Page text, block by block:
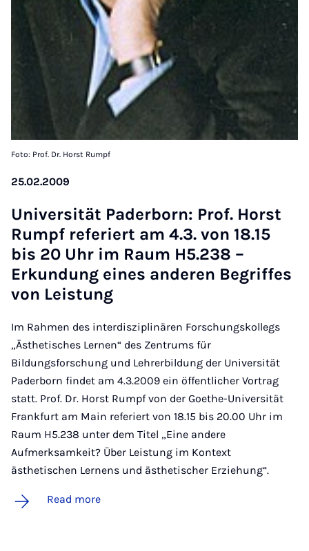
Foto: Prof. Dr. Horst Rumpf
25.02.2009
Uni­versität Pader­born: Prof. Horst
Rumpf refer­iert am 4.3. von 18.15
bis 20 Uhr im Raum H5.238 –
Erkundung eines an­der­en Be­griffes
von Leis­tung
Im Rahmen des interdisziplinären Forschungskollegs
„Ästhetisches Lernen“ des Zentrums für
Bildungsforschung und Lehrerbildung der Universität
Paderborn findet am 4.3.2009 ein öffentlicher Vortrag
statt. Prof. Dr. Horst Rumpf von der Goethe-Universität
Frankfurt am Main referiert von 18.15 bis 20.00 Uhr im
Raum H5.238 unter dem Titel „Eine andere
Aufmerksamkeit? Über Leistung im Kontext
ästhetischen Lernens und ästhetischer Erziehung“.
Read more